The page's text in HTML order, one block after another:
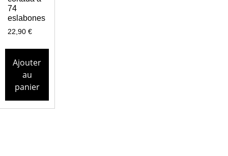
74
eslabones
22,90 €
Ajouter
au
panier